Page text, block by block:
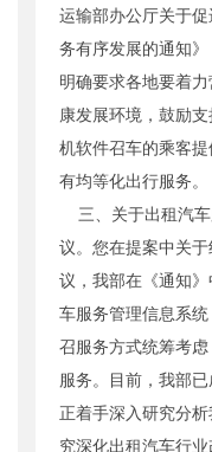
运输部办公厅关于
务有序发展的通知
明确要求各地要着
康发展环境，鼓励
机软件召车的乘客
有均等化出行服务。
三、关于出租汽
议。您在提案中关
议，我部在《通知
车服务管理信息系
召服务方式统筹考
服务。目前，我部
正着手深入研究分
究深化出租汽车行